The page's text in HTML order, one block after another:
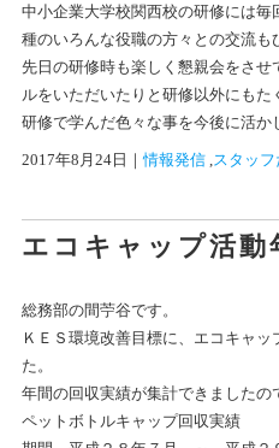
中小企業大学校関西校の研修には
種のいろんな役職の方々との交流も
先日の研修時も楽しく懇親会をさ
ルをいただいたりと研修以外にもた
研修で学んだ色々な事を今後に活か
2017年8月24日 ｜情報発信 , スタッフ
エコキャップ活動
総務部の間苧谷です。
ＫＥＳ環境改善目標に、エコキャ
た。
年間の回収実績が集計できましたの
ペットボトルキャップ回収実績